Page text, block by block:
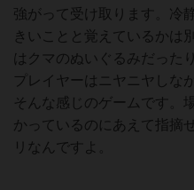
強がって受け取ります。冷
きいことと覚えているかは
はクマのぬいぐるみだった
プレイヤーはニヤニヤしな
そんな感じのゲームです。
かっているのにあえて指摘
リなんですよ。